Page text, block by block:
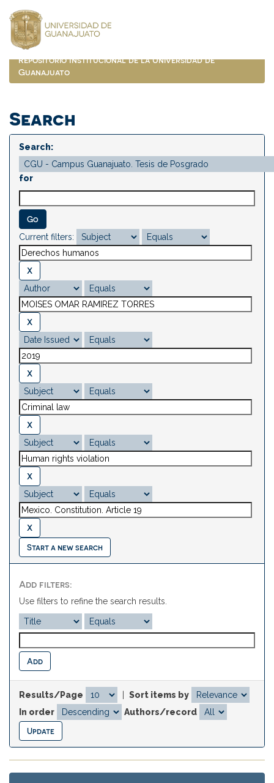
navigation
Repositorio Institucional de la Universidad de
Guanajuato
Search
Search:
for
Current filters:
Start a new search
Add filters:
Use filters to refine the search results.
Results/Page
Sort items by
In order
Authors/record